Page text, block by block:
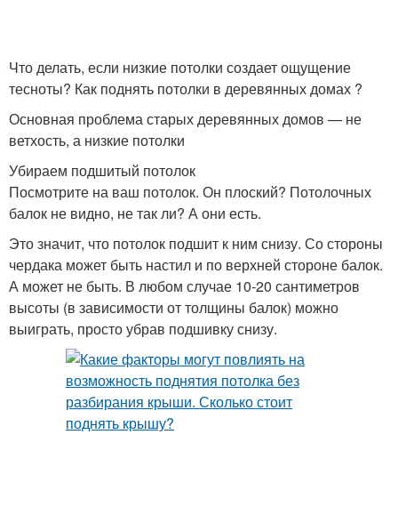
Что делать, если низкие потолки создает ощущение
тесноты? Как поднять потолки в деревянных домах ?
Основная проблема старых деревянных домов — не
ветхость, а низкие потолки
Убираем подшитый потолок
Посмотрите на ваш потолок. Он плоский? Потолочных
балок не видно, не так ли? А они есть.
Это значит, что потолок подшит к ним снизу. Со стороны
чердака может быть настил и по верхней стороне балок.
А может не быть. В любом случае 10-20 сантиметров
высоты (в зависимости от толщины балок) можно
выиграть, просто убрав подшивку снизу.